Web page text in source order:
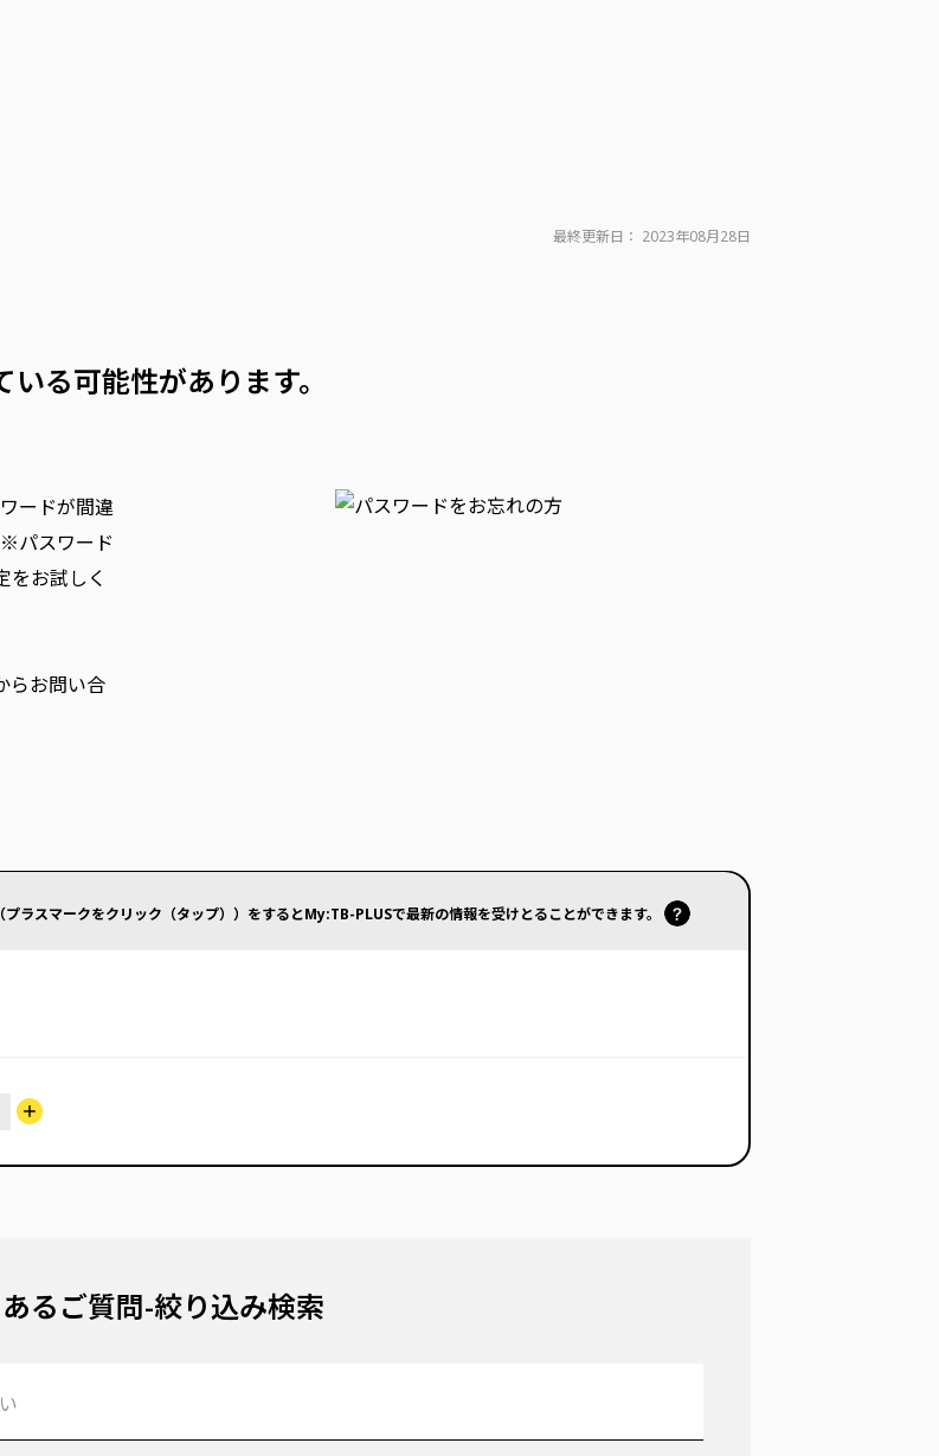
最終更新日： 2023年08月28日
る可能性があります。
ードが間違
パスワード
をお試しく
らお問い合
ラスマークをクリック（タップ））をするとMy:TB-PLUSで最新の情報を受けとることができます。
るご質問-絞り込み検索